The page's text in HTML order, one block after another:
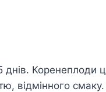
днів. Коренеплоди
відмінного смаку.